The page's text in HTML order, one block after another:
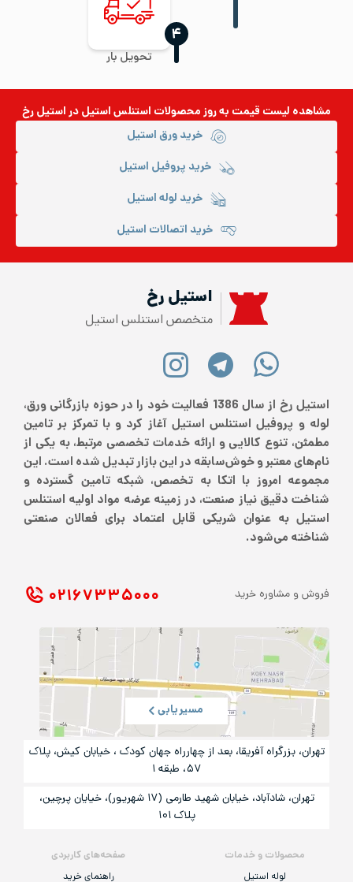
تحویل بار
‍۴
مشاهده لیست قیمت به روزمحصولات استنلس استیلدر استیل رخ
خرید ورق استیل
خرید پروفیل استیل
خرید لوله استیل
خرید اتصالات استیل
استیل رخ
متخصص استنلس استیل
استیل رخ از سال 1386 فعالیت خود را در حوزه بازرگانی ورق،
لوله و پروفیل استنلس استیل آغاز کرد و با تمرکز بر تامین
مطمئن، تنوع کالایی و ارائه خدمات تخصصی مرتبط، به یکی از
نام‌های معتبر و خوش‌سابقه در این بازار تبدیل شده است. این
مجموعه امروز با اتکا به تخصص، شبکه تامین گسترده و
شناخت دقیق نیاز صنعت، در زمینه عرضه مواد اولیه استنلس
استیل به عنوان شریکی قابل اعتماد برای فعالان صنعتی
شناخته می‌شود.
محصولات و خدمات
لوله استیل
صفحه‌های کاربردی
راهنمای خرید
فروش و مشاوره خرید ۰۲۱ ۶۷۳۳۵۰۰۰
مسیریابی
تهران، بزرگراه آفریقا، بعد از چهارراه جهان کودک ، خیابان کیش، پلاک
۵۷، طبقه ۱
تهران، شادآباد، خیابان شهید طارمی (۱۷ شهریور)، خیایان پرچین،
پلاک ۱۰۱